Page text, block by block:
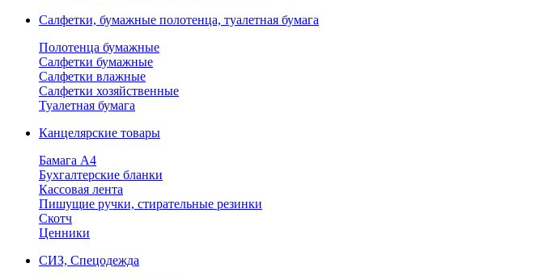
Салфетки, бумажные полотенца, туалетная бумага
Полотенца бумажные
Салфетки бумажные
Салфетки влажные
Салфетки хозяйственные
Туалетная бумага
Канцелярские товары
Бамага А4
Бухгалтерские бланки
Кассовая лента
Пишущие ручки, стирательные резинки
Скотч
Ценники
СИЗ, Спецодежда